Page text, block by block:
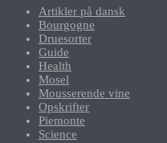
Artikler på dansk
Bourgogne
Druesorter
Guide
Health
Mosel
Mousserende vine
Opskrifter
Piemonte
Science